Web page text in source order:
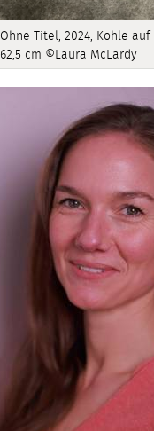
Ohne Titel, 2024, Kohle
62,5 cm ©Laura McLardy